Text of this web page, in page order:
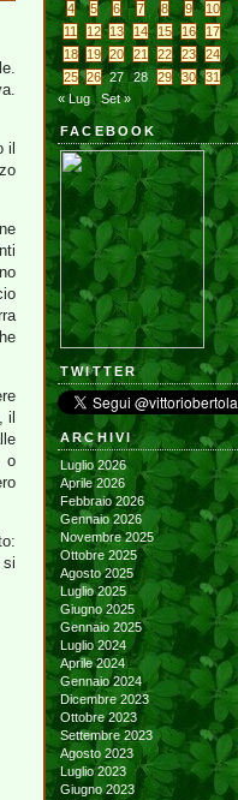
il
il
o
4
5 6 7 8 9
10
11
12 13 14 15 16
17
18
19 20 21 22 23
24
25
26 27 28 29 30
31
« Lug
Set »
FACEBOOK
TWITTER
ARCHIVI
Luglio 2026
Aprile 2026
Febbraio 2026
Gennaio 2026
Novembre 2025
Ottobre 2025
Agosto 2025
Luglio 2025
Giugno 2025
Gennaio 2025
Luglio 2024
Aprile 2024
Gennaio 2024
Dicembre 2023
Ottobre 2023
Settembre 2023
Agosto 2023
Luglio 2023
Giugno 2023